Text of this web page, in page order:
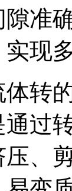
隙准
现
体转
过
压、